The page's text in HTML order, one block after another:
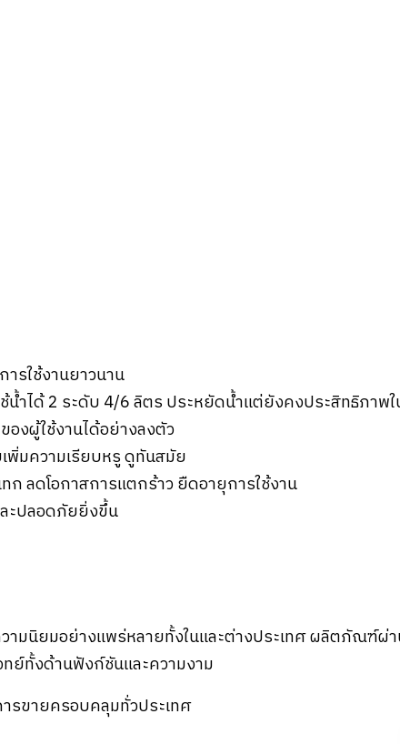
รใช้งานยาวนาน
ำได้ 2 ระดับ 4/6 ลิตร ประหยัดน้ำแต่ยังคงประสิทธิภาพใน
งผู้ใช้งานได้อย่างลงตัว
พิ่มความเรียบหรู ดูทันสมัย
ก ลดโอกาสการแตกร้าว ยืดอายุการใช้งาน
ะปลอดภัยยิ่งขึ้น
มนิยมอย่างแพร่หลายทั้งในและต่างประเทศ ผลิตภัณฑ์ผ่
ย์ทั้งด้านฟังก์ชันและความงาม
รขายครอบคลุมทั่วประเทศ